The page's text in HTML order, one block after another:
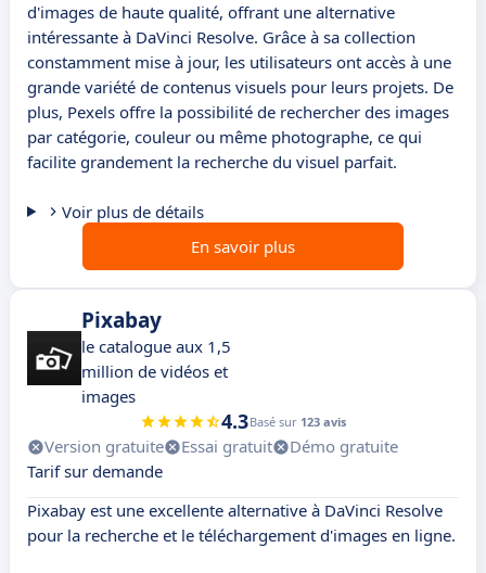
d'images de haute qualité, offrant une alternative
intéressante à DaVinci Resolve. Grâce à sa collection
constamment mise à jour, les utilisateurs ont accès à une
grande variété de contenus visuels pour leurs projets. De
plus, Pexels offre la possibilité de rechercher des images
par catégorie, couleur ou même photographe, ce qui
facilite grandement la recherche du visuel parfait.
Voir plus de détails
En savoir plus
Pixabay
le catalogue aux 1,5
million de vidéos et
images
4.3Basé sur 123 avis
Version gratuite Essai gratuit
Démo gratuite
Tarif sur demande
Pixabay est une excellente alternative à DaVinci Resolve
pour la recherche et le téléchargement d'images en ligne.